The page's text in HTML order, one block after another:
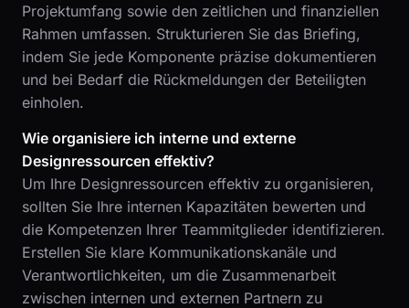
Projektumfang sowie den zeitlichen und finanziellen
Rahmen umfassen. Strukturieren Sie das Briefing,
indem Sie jede Komponente präzise dokumentieren
und bei Bedarf die Rückmeldungen der Beteiligten
einholen.
Wie organisiere ich interne und externe
Designressourcen effektiv?
Um Ihre Designressourcen effektiv zu organisieren,
sollten Sie Ihre internen Kapazitäten bewerten und
die Kompetenzen Ihrer Teammitglieder identifizieren.
Erstellen Sie klare Kommunikationskanäle und
Verantwortlichkeiten, um die Zusammenarbeit
zwischen internen und externen Partnern zu